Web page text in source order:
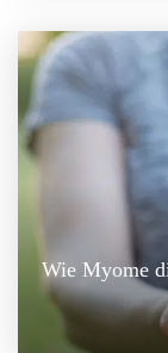
Wie Myome